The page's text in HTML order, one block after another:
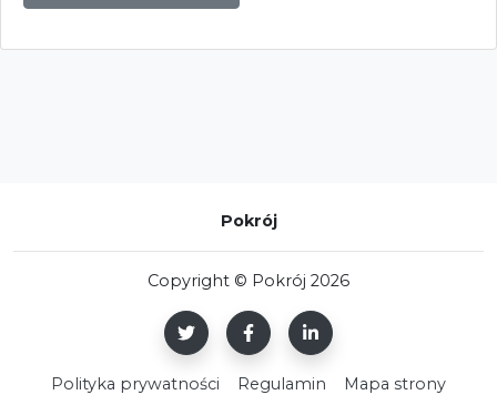
Pokrój
Copyright © Pokrój 2026
Polityka prywatności Regulamin Mapa strony